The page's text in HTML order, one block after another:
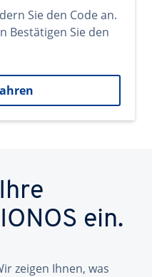
Sie den Code an.
Bestätigen Sie den
ein.
zeigen Ihnen, was